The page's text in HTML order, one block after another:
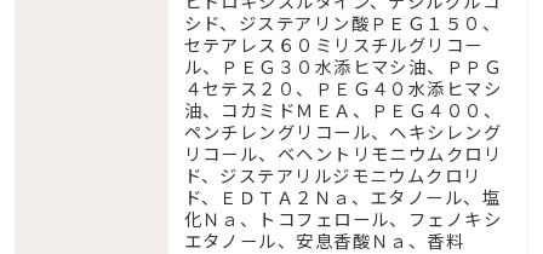
シド、ジステアリン酸ＰＥＧ１５０、
セテアレス６０ミリスチルグリコー
ル、ＰＥＧ３０水添ヒマシ油、ＰＰＧ
４セテス２０、ＰＥＧ４０水添ヒマシ
油、コカミドＭＥＡ、ＰＥＧ４００、
ペンチレングリコール、ヘキシレング
リコール、ベヘントリモニウムクロリ
ド、ジステアリルジモニウムクロリ
ド、ＥＤＴＡ２Ｎａ、エタノール、塩
化Ｎａ、トコフェロール、フェノキシ
エタノール、安息香酸Ｎａ、香料